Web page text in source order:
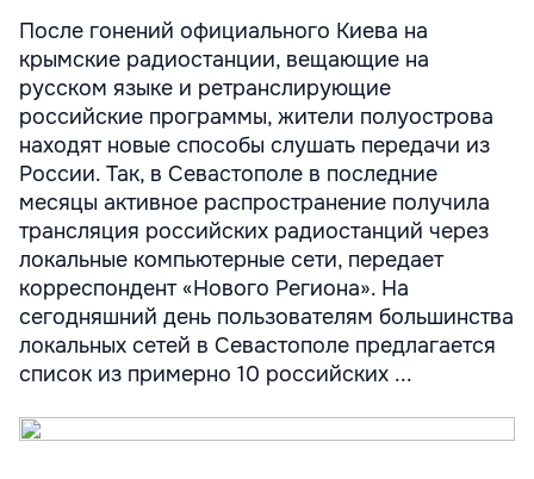
После гонений официального Киева на
крымские радиостанции, вещающие на
русском языке и ретранслирующие
российские программы, жители полуострова
находят новые способы слушать передачи из
России. Так, в Севастополе в последние
месяцы активное распространение получила
трансляция российских радиостанций через
локальные компьютерные сети, передает
корреспондент «Нового Региона». На
сегодняшний день пользователям большинства
локальных сетей в Севастополе предлагается
список из примерно 10 российских ...